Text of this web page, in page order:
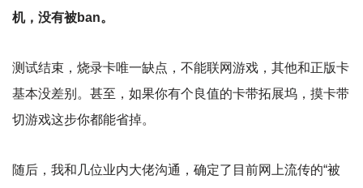
机，没有被ban。
测试结束，烧录卡唯一缺点，不能联网游戏，其他和正版卡
基本没差别。甚至，如果你有个良值的卡带拓展坞，摸卡带
切游戏这步你都能省掉。
随后，我和几位业内大佬沟通，确定了目前网上流传的“被